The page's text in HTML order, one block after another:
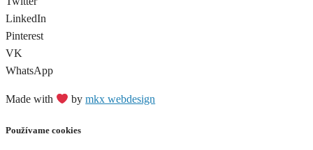
LinkedIn
Pinterest
VK
WhatsApp
Made with bymkx webdesign
Používame cookies